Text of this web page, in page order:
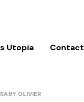
Utopia Contact
SABY OLIVIER